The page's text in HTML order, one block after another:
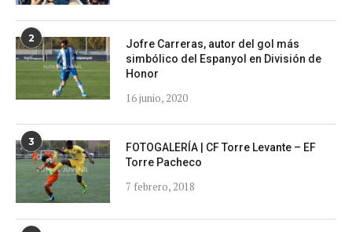
2
Jofre Carreras, autor del gol más
simbólico del Espanyol en División de
Honor
16 junio, 2020
3
FOTOGALERÍA | CF Torre Levante – EF
Torre Pacheco
7 febrero, 2018